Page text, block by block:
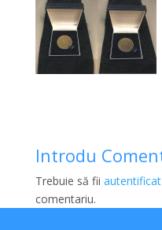
Introdu
Trebuie să fii autentificat
comentariu.